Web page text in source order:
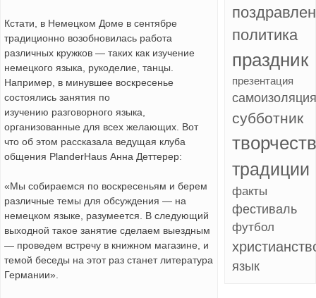
Кстати, в Немецком Доме в сентябре
традиционно возобновилась работа
различных кружков — таких как изучение
немецкого языка, рукоделие, танцы.
Например, в минувшее воскресенье
состоялись занятия по
изучению разговорного языка,
организованные для всех желающих. Вот
что об этом рассказала ведущая клуба
общения PlanderHaus Анна Деттерер:
«Мы собираемся по воскресеньям и берем
различные темы для обсуждения — на
немецком языке, разумеется. В следующий
выходной такое занятие сделаем выездным
— проведем встречу в книжном магазине, и
темой беседы на этот раз станет литература
Германии».
политика
праздник
презентация
субботник
традиции
факты
фестиваль
футбол
язык